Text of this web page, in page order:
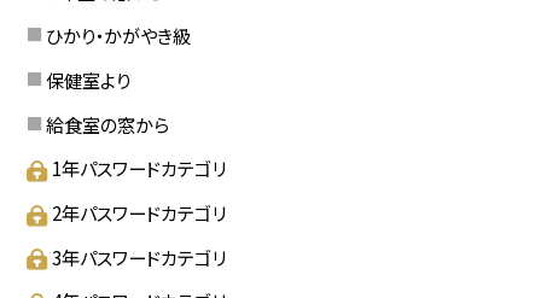
ひかり・かがやき級
保健室より
給食室の窓から
1年パスワードカテゴリ
2年パスワードカテゴリ
3年パスワードカテゴリ